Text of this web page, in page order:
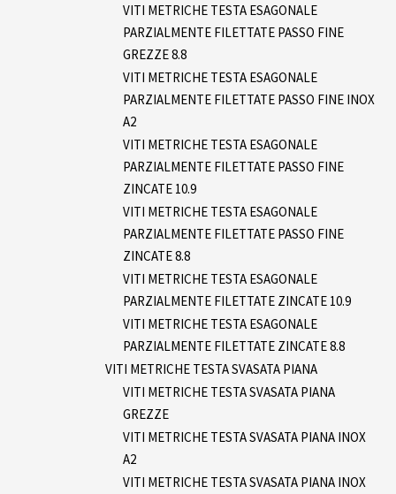
VITI METRICHE TESTA ESAGONALE
PARZIALMENTE FILETTATE PASSO FINE
GREZZE 8.8
VITI METRICHE TESTA ESAGONALE
PARZIALMENTE FILETTATE PASSO FINE INOX
A2
VITI METRICHE TESTA ESAGONALE
PARZIALMENTE FILETTATE PASSO FINE
ZINCATE 10.9
VITI METRICHE TESTA ESAGONALE
PARZIALMENTE FILETTATE PASSO FINE
ZINCATE 8.8
VITI METRICHE TESTA ESAGONALE
PARZIALMENTE FILETTATE ZINCATE 10.9
VITI METRICHE TESTA ESAGONALE
PARZIALMENTE FILETTATE ZINCATE 8.8
VITI METRICHE TESTA SVASATA PIANA
VITI METRICHE TESTA SVASATA PIANA
GREZZE
VITI METRICHE TESTA SVASATA PIANA INOX
A2
VITI METRICHE TESTA SVASATA PIANA INOX